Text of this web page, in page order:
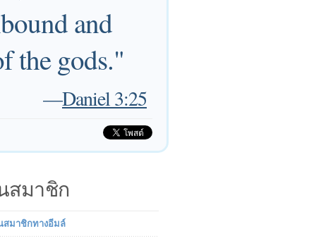
and
the gods."
—Daniel 3:25
สมาชิก
สมาชิกทางอีมล์